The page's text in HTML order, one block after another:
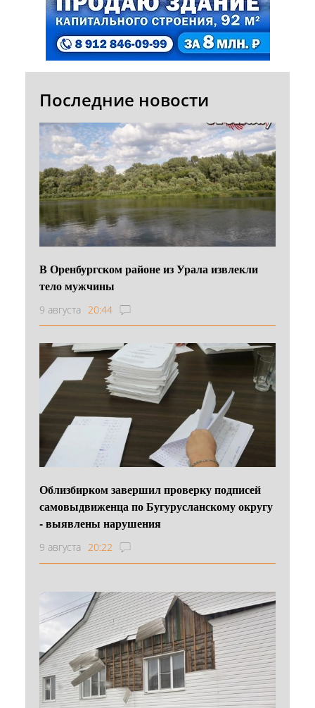
Последние новости
В Оренбургском районе из Урала извлекли
тело мужчины
9 августа 20:44
Облизбирком завершил проверку подписей
самовыдвиженца по Бугурусланскому округу
- выявлены нарушения
9 августа 20:22